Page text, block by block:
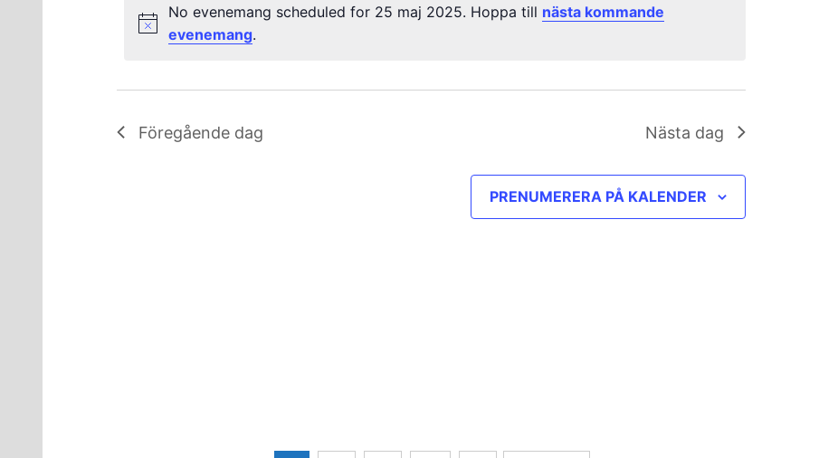
2025No evenemang scheduled for 25 maj 2025. Hoppa till nästa kommande
evenemang.
Föregående dag Nästa dag
PRENUMERERA PÅ KALENDER